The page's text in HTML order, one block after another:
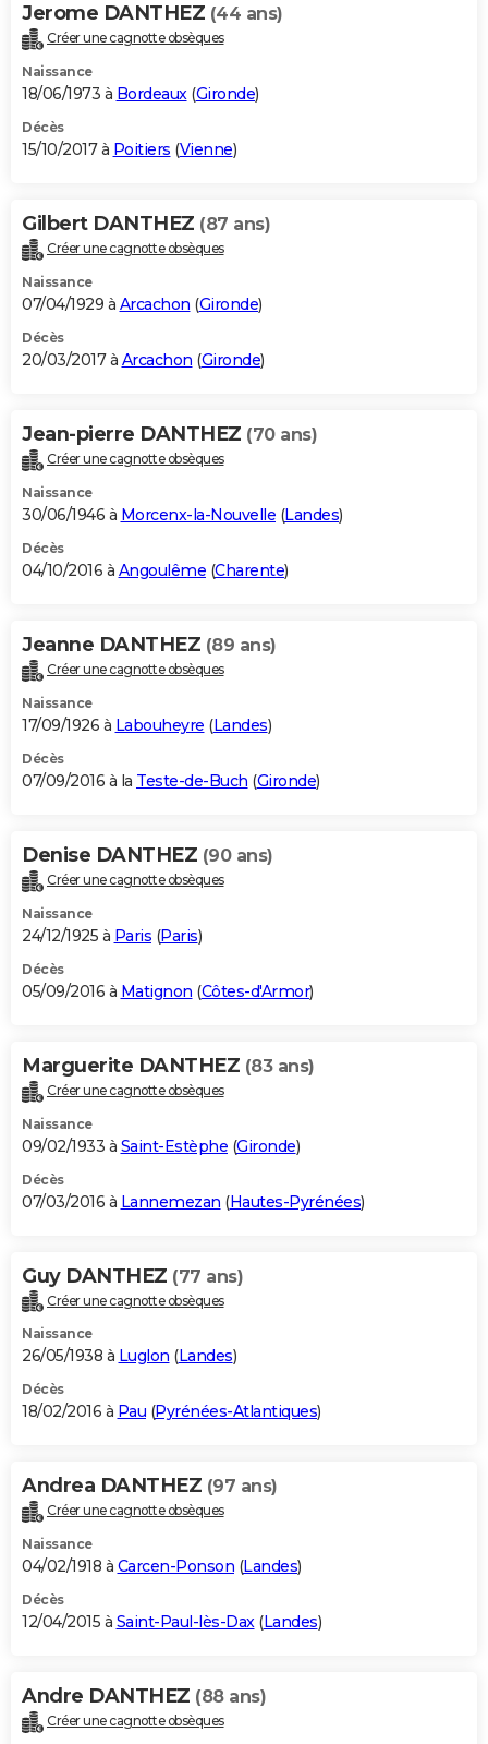
Jerome DANTHEZ (44 ans)
Créer une cagnotte obsèques
Naissance
18/06/1973 à Bordeaux(Gironde)
Décès
15/10/2017 à Poitiers (Vienne)
Gilbert DANTHEZ (87 ans)
Créer une cagnotte obsèques
Naissance
07/04/1929 à Arcachon (Gironde)
Décès
20/03/2017 à Arcachon (Gironde)
Jean-pierre DANTHEZ (70 ans)
Créer une cagnotte obsèques
Naissance
30/06/1946 à Morcenx-la-Nouvelle (Landes)
Décès
04/10/2016 à Angoulême (Charente)
Jeanne DANTHEZ (89 ans)
Créer une cagnotte obsèques
Naissance
17/09/1926 à Labouheyre (Landes)
Décès
07/09/2016 à la Teste-de-Buch (Gironde)
Denise DANTHEZ (90 ans)
Créer une cagnotte obsèques
Naissance
24/12/1925 à Paris (Paris)
Décès
05/09/2016 à Matignon (Côtes-d'Armor)
Marguerite DANTHEZ (83 ans)
Créer une cagnotte obsèques
Naissance
09/02/1933 à Saint-Estèphe (Gironde)
Décès
07/03/2016 à Lannemezan (Hautes-Pyrénées)
Guy DANTHEZ (77 ans)
Créer une cagnotte obsèques
Naissance
26/05/1938 à Luglon (Landes)
Décès
18/02/2016 à Pau (Pyrénées-Atlantiques)
Andrea DANTHEZ (97 ans)
Créer une cagnotte obsèques
Naissance
04/02/1918 à Carcen-Ponson (Landes)
Décès
12/04/2015 à Saint-Paul-lès-Dax(Landes)
Andre DANTHEZ (88 ans)
Créer une cagnotte obsèques